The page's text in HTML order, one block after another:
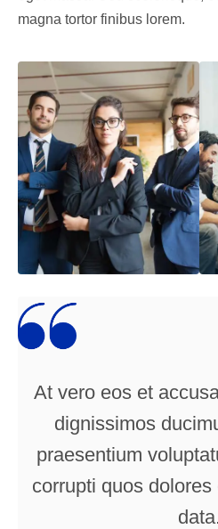
magna tortor finibus lorem.
At vero eos et
dignissimos
praesentium
corrupti quos
data.